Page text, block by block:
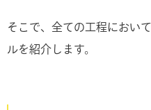
そこで、全ての工程におい
ルを紹介します。